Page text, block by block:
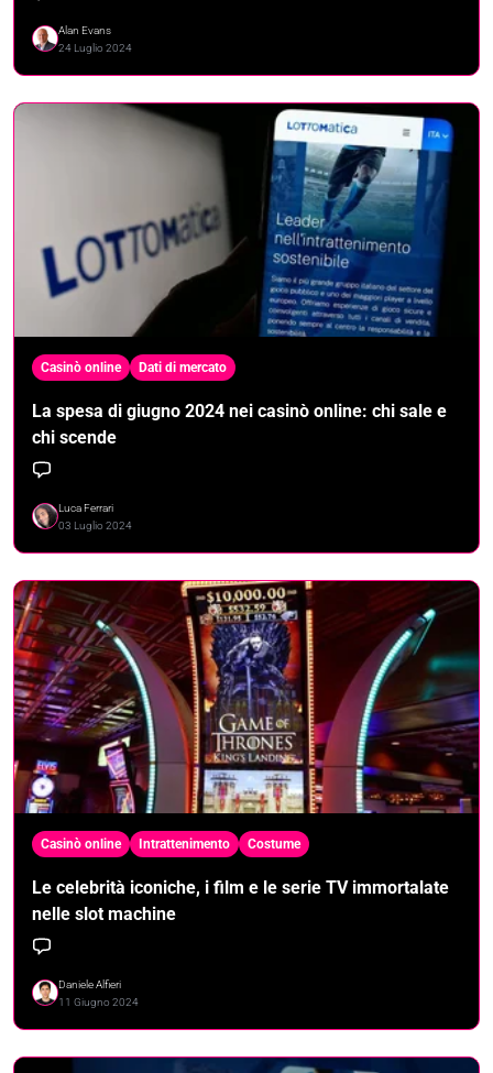
Alan Evans
24 Luglio 2024
Casinò online Dati di mercato
La spesa di giugno 2024 nei casinò online: chi sale e
chi scende
Luca Ferrari
03 Luglio 2024
Casinò online Intrattenimento Costume
Le celebrità iconiche, i film e le serie TV immortalate
nelle slot machine
Daniele Alfieri
11 Giugno 2024